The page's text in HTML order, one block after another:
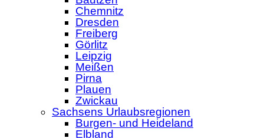
Chemnitz
Dresden
Freiberg
Görlitz
Leipzig
Meißen
Pirna
Plauen
Zwickau
Sachsens Urlaubsregionen
Burgen- und Heideland
Elbland